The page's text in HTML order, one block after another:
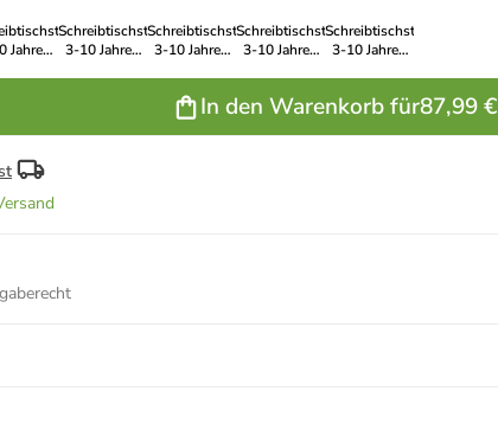
Jahren
Schreibtischstuhl
3-10 Jahren
Schreibtischstuhl
3-10 Jahren
Schreibtischstuhl
3-10 Jahren
Schreibtischstuhl
3-10 Jahren
In den Warenkorb für87,99 €